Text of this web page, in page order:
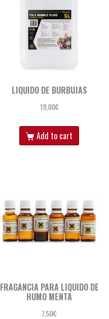
LIQUIDO DE BURBUJAS
19,00€
Add to cart
FRAGANCIA PARA LIQUIDO DE
HUMO MENTA
7,50€